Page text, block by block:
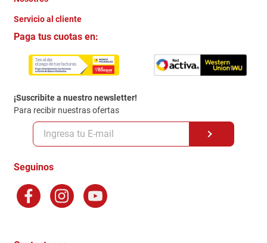
Quienes somos
Trabaja con Nosotros
Contacto
Servicio al cliente
Crédito Directo
Garantia
Politica de Privacidad
Políticas y condiciones GiftCard
Formas de Pago
Terminos y Condiciones
Factura Electronica
Paga tus cuotas en:
¡Suscribite a nuestro newsletter!
Para recibir nuestras ofertas
Seguinos